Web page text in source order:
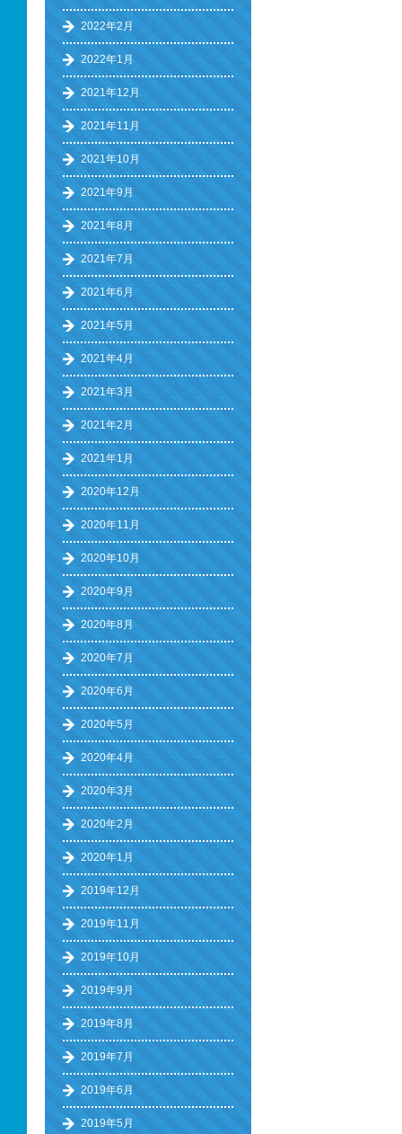
2022年2月
2022年1月
2021年12月
2021年11月
2021年10月
2021年9月
2021年8月
2021年7月
2021年6月
2021年5月
2021年4月
2021年3月
2021年2月
2021年1月
2020年12月
2020年11月
2020年10月
2020年9月
2020年8月
2020年7月
2020年6月
2020年5月
2020年4月
2020年3月
2020年2月
2020年1月
2019年12月
2019年11月
2019年10月
2019年9月
2019年8月
2019年7月
2019年6月
2019年5月